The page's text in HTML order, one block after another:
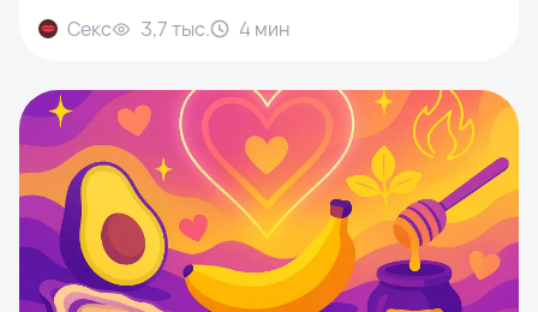
Секс 3,7 тыс. 4 мин